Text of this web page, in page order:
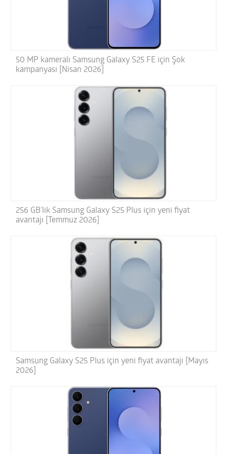
50 MP kameralı Samsung Galaxy S25 FE için Şok
kampanyası [Nisan 2026]
256 GB’lık Samsung Galaxy S25 Plus için yeni fiyat
avantajı [Temmuz 2026]
Samsung Galaxy S25 Plus için yeni fiyat avantajı [Mayıs
2026]